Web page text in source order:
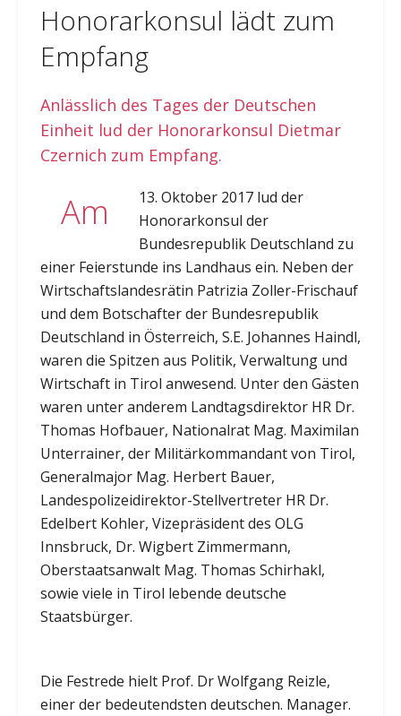
Honorarkonsul lädt zum
Empfang
Anlässlich des Tages der Deutschen
Einheit lud der Honorarkonsul Dietmar
Czernich zum Empfang.
Am
13. Oktober 2017 lud der
Honorarkonsul der
Bundesrepublik Deutschland zu
einer Feierstunde ins Landhaus ein. Neben der
Wirtschaftslandesrätin Patrizia Zoller-Frischauf
und dem Botschafter der Bundesrepublik
Deutschland in Österreich, S.E. Johannes Haindl,
waren die Spitzen aus Politik, Verwaltung und
Wirtschaft in Tirol anwesend. Unter den Gästen
waren unter anderem Landtagsdirektor HR Dr.
Thomas Hofbauer, Nationalrat Mag. Maximilan
Unterrainer, der Militärkommandant von Tirol,
Generalmajor Mag. Herbert Bauer,
Landespolizeidirektor-Stellvertreter HR Dr.
Edelbert Kohler, Vizepräsident des OLG
Innsbruck, Dr. Wigbert Zimmermann,
Oberstaatsanwalt Mag. Thomas Schirhakl,
sowie viele in Tirol lebende deutsche
Staatsbürger.
Die Festrede hielt Prof. Dr Wolfgang Reizle,
einer der bedeutendsten deutschen. Manager.